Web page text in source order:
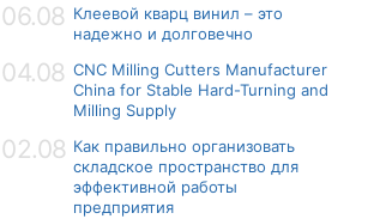
06.08 Клеевой кварц винил – это
надежно и долговечно
04.08 CNC Milling Cutters Manufacturer
China for Stable Hard-Turning and
Milling Supply
02.08 Как правильно организовать
складское пространство для
эффективной работы
предприятия